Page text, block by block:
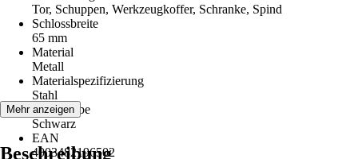
Tor, Schuppen, Werkzeugkoffer, Schranke, Spind
Schlossbreite
65 mm
Material
Metall
Materialspezifizierung
Stahl
Grundfarbe
Schwarz
EAN
4003482196502
Mehr anzeigen
Beschreibung